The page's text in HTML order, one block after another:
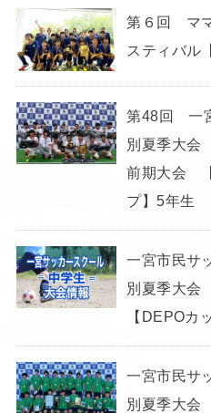
第６回 マ
スティバル
第48回 一
別夏季大
前期大会
プ】5年生
一宮市民
別夏季大
【DEPOカ
一宮市民
別夏季大